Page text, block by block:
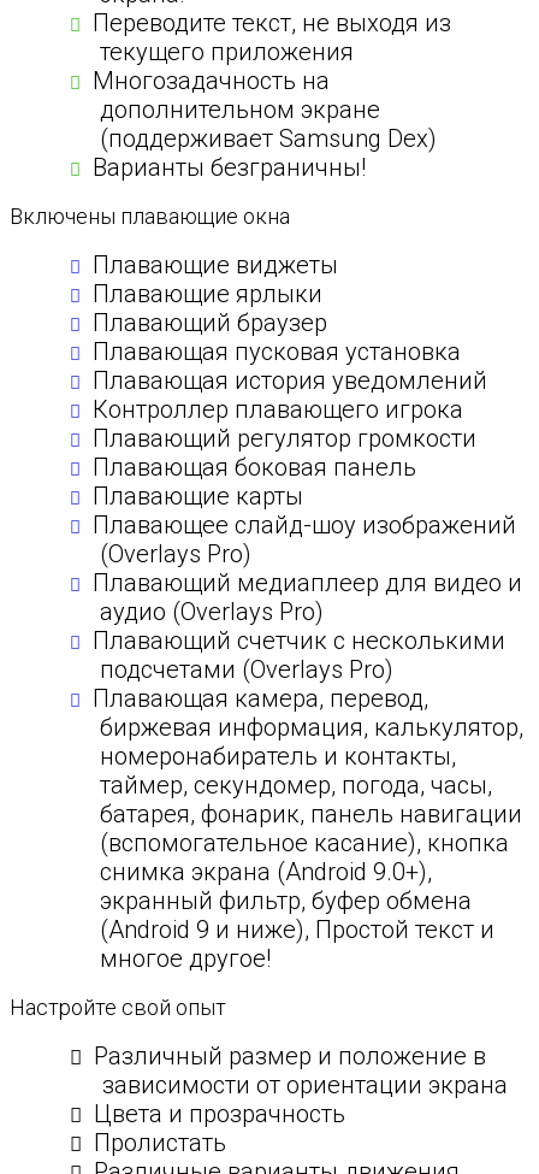
Переводите текст, не выходя из
текущего приложения
Многозадачность на
дополнительном экране
(поддерживает Samsung Dex)
Варианты безграничны!
Включены плавающие окна
Плавающие виджеты
Плавающие ярлыки
Плавающий браузер
Плавающая пусковая установка
Плавающая история уведомлений
Контроллер плавающего игрока
Плавающий регулятор громкости
Плавающая боковая панель
Плавающие карты
Плавающее слайд-шоу изображений
(Overlays Pro)
Плавающий медиаплеер для видео и
аудио (Overlays Pro)
Плавающий счетчик с несколькими
подсчетами (Overlays Pro)
Плавающая камера, перевод,
биржевая информация, калькулятор,
номеронабиратель и контакты,
таймер, секундомер, погода, часы,
батарея, фонарик, панель навигации
(вспомогательное касание), кнопка
снимка экрана (Android 9.0+),
экранный фильтр, буфер обмена
(Android 9 и ниже), Простой текст и
многое другое!
Настройте свой опыт
Различный размер и положение в
зависимости от ориентации экрана
Цвета и прозрачность
Пролистать